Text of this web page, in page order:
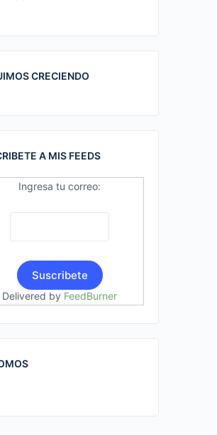
CRECIENDO
A MIS FEEDS
Ingresa tu correo:
Delivered by FeedBurner